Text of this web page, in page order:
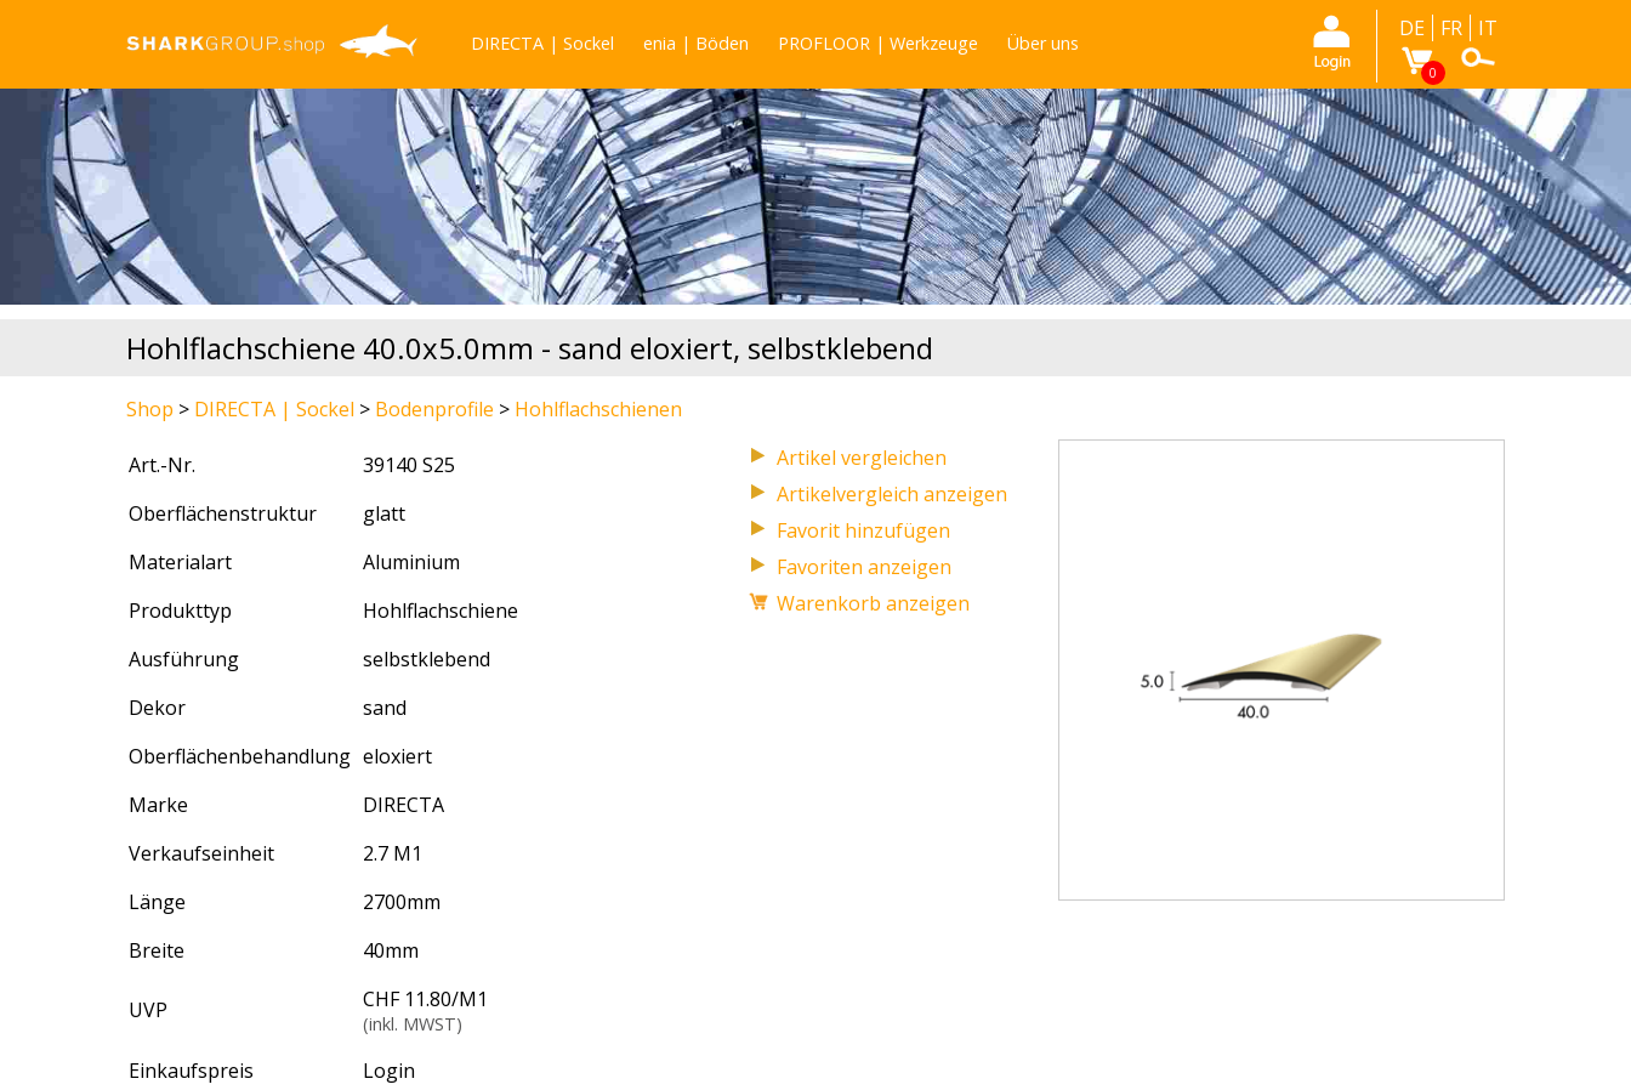
DIRECTA | Sockel enia | Böden PROFLOOR | Werkzeuge Über uns
DE FR IT
0
Hohlflachschiene 40.0x5.0mm - sand eloxiert, selbstklebend
Shop > DIRECTA | Sockel > Bodenprofile > Hohlflachschienen
Art.-Nr.
39140 S25
Oberflächenstruktur
glatt
Materialart
Aluminium
Produkttyp
Hohlflachschiene
Ausführung
selbstklebend
Dekor
sand
Oberflächenbehandlung eloxiert
Marke
DIRECTA
Verkaufseinheit
2.7 M1
Länge
2700mm
Breite
40mm
UVP CHF 11.80/M1
(inkl. MWST)
Einkaufspreis Login
Artikelvergleich anzeigen
Favoriten anzeigen
Warenkorb anzeigen